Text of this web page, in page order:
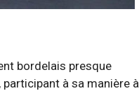
bordelais presque
à sa manière à